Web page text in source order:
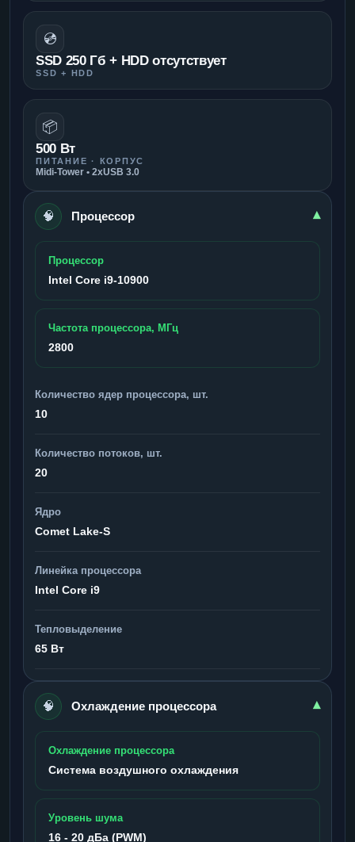
💿
SSD 250 Гб + HDD отсутствует
SSD + HDD
📦
500 Вт
ПИТАНИЕ · КОРПУС
Midi-Tower • 2xUSB 3.0
🧠 Процессор ▾
Процессор
Intel Core i9-10900
Частота процессора, МГц
2800
Количество ядер процессора, шт.
10
Количество потоков, шт.
20
Ядро
Comet Lake-S
Линейка процессора
Intel Core i9
Тепловыделение
65 Вт
🧠 Охлаждение процессора ▾
Охлаждение процессора
Система воздушного охлаждения
Уровень шума
16 - 20 дБа (PWM)